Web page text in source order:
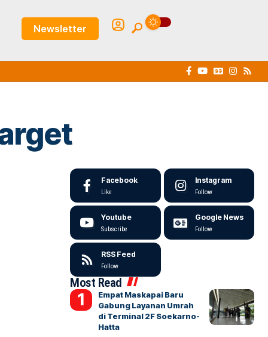
Newsletter
Facebook
Like
Instagram
Follow
Youtube
Subscribe
Google News
Follow
RSS Feed
Follow
Most Read
Empat Maskapai Baru
Gabung Layanan Umrah
di Terminal 2F Soekarno-
Hatta